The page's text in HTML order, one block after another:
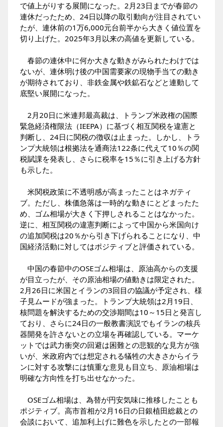
で値上がりする展開になった。2月23日までが春節の
連休だったため、24日以降の取引動向が注目されてい
たが、連休前の1万6,000元台前半から大きく値位置を
切り上げた。2025年3月以来の高値を更新している。
春節の連休中に何か大きな動きがみられたわけでは
ないが、連休明け後の中国需要家の現物手当ての動き
が期待されており、非鉄金属や鉄鉱石などと連動して
底堅い展開になった。
2月20日に米連邦最高裁は、トランプ米政権の国際
緊急経済権限法（IEEPA）に基づく相互関税を違憲と
判断し、24日に関税の徴収は止まった。しかし、トラ
ンプ大統領は根拠法を通商法122条に代えて10％の関
税賦課を発表し、さらに税率を15％に引き上げる方針
も示した。
米関税政策に不透明感が高まったことはネガティ
ブ。ただし、株価急落は一時的な動きにとどまったた
め、ゴム相場が大きく下押しされることはなかった。
逆に、相互関税の違憲判断によって中国から米国向け
の追加関税は20％から引き下げられることになり、中
国経済活動に対してはポジティブと評価されている。
中国の春節中のOSEゴム相場は、原油高からの支援
が目立ったが、その原油相場の値動きは限定された。
2月26日に米国とイランの3回目の協議が予定され、様
子見ムードが強まった。トランプ大統領は2月19日、
核問題を解決するための交渉期間は10～15日と発言し
ており、さらに24日の一般教書演説でもイランの核兵
器開発を許さないとの立場を再確認している。マーケ
ットでは武力衝突の回避は困難との悲観的な見方が強
いが、米政府内では想定される犠牲の大きさからイラ
ンに対する攻撃には慎重な意見も目立ち、原油相場は
明確な方向性を打ち出せなかった。
OSEゴム相場は、為替が円安気味に推移したことも
ポジティブ。高市首相が2月16日の日銀植田総裁との
会談において、追加利上げに難色を示したとの一部報